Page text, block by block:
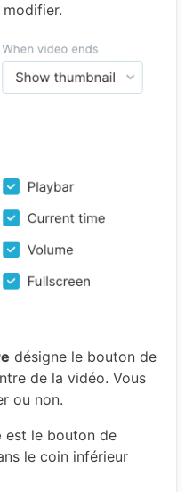
désigne le bouton de
de la vidéo. Vous
ou non.
est le bouton de
le coin inférieur